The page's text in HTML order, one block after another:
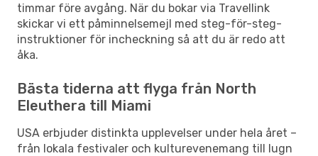
timmar före avgång. När du bokar via Travellink
skickar vi ett påminnelsemejl med steg-för-steg-
instruktioner för incheckning så att du är redo att
åka.
Bästa tiderna att flyga från North
Eleuthera till Miami
USA erbjuder distinkta upplevelser under hela året –
från lokala festivaler och kulturevenemang till lugn